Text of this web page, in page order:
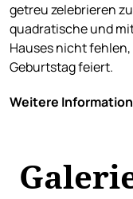
getreu zelebrieren
quadratische und
Hauses nicht
Geburtstag feiert.
Weitere